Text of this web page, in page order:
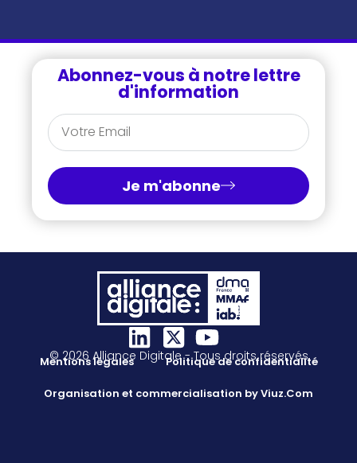
Abonnez-vous à notre lettre
d'information
Je m'abonne
© 2026 Alliance Digitale - Tous droits réservés
Mentions légales Politique de confidentialité
Organisation et commercialisation by Viuz.Com